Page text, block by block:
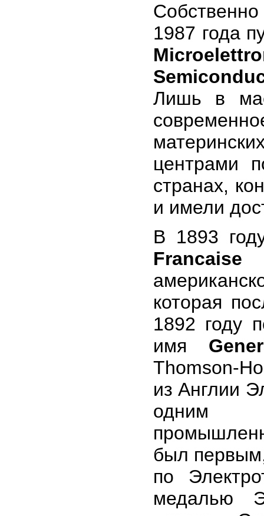
1987 года
Лишь в
центрами
странах,
и имели
В 1893
Francaise
которая
1892 году
имя
Thomson-
из Англии
одним и
был
по
медалью